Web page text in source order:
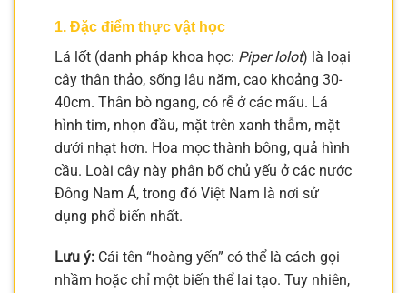
1. Đặc điểm thực vật học
Lá lốt (danh pháp khoa học: Piper lolot) là loại
cây thân thảo, sống lâu năm, cao khoảng 30-
40cm. Thân bò ngang, có rễ ở các mấu. Lá
hình tim, nhọn đầu, mặt trên xanh thẫm, mặt
dưới nhạt hơn. Hoa mọc thành bông, quả hình
cầu. Loài cây này phân bố chủ yếu ở các nước
Đông Nam Á, trong đó Việt Nam là nơi sử
dụng phổ biến nhất.
Lưu ý: Cái tên “hoàng yến” có thể là cách gọi
nhầm hoặc chỉ một biến thể lai tạo. Tuy nhiên,